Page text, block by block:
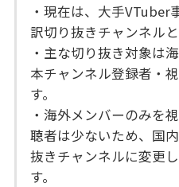
・現在は、大手VTuber
訳切り抜きチャンネル
・主な切り抜き対象は
本チャンネル登録者・
す。
・海外メンバーのみを
聴者は少ないため、国
抜きチャンネルに変更
す。